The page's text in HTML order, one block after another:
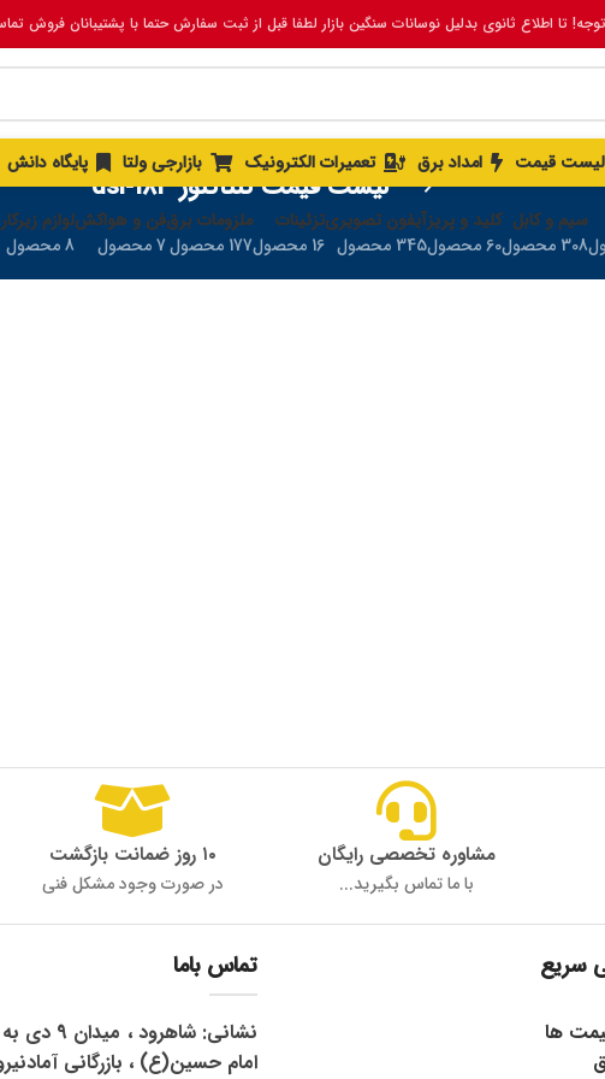
تا اطلاع ثانوی بدلیل نوسانات سنگین بازار لطفا قبل از ثبت سفارش حتما با پشتیبانان فروش
لیست قیمت امداد برق تعمیرات الکترونیک بازارجی ولتا پایگاه دانش
لیست قیمت کنتاکتور dsl-183
سیم و کابل
308 محصول
کلید و پریز
60 محصول
آیفون تصویری
345 محصول
تزئینات
16 محصول
ملزومات برق
177 محصول
فن و هواکش
7 محصول
لوازم
8 محصول
مشاوره تخصصی رایگان
با ما تماس بگیرید...
۱۰ روز ضمانت بازگشت
در صورت وجود مشکل فنی
سریع
ها
تماس باما
نشانی:
امام حسین(ع) ، بازرگانی